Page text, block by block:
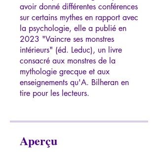
avoir donné différentes conférences
sur certains mythes en rapport avec
la psychologie, elle a publié en
2023 "Vaincre ses monstres
intérieurs" (éd. Leduc), un livre
consacré aux monstres de la
mythologie grecque et aux
enseignements qu'A. Bilheran en
tire pour les lecteurs.
Aperçu